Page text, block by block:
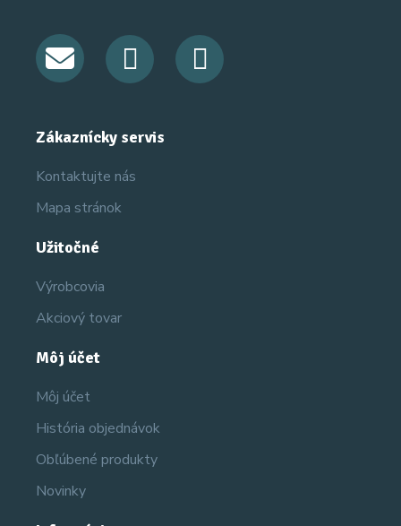
Zákaznícky servis
Kontaktujte nás
Mapa stránok
Užitočné
Výrobcovia
Akciový tovar
Môj účet
Môj účet
História objednávok
Obľúbené produkty
Novinky